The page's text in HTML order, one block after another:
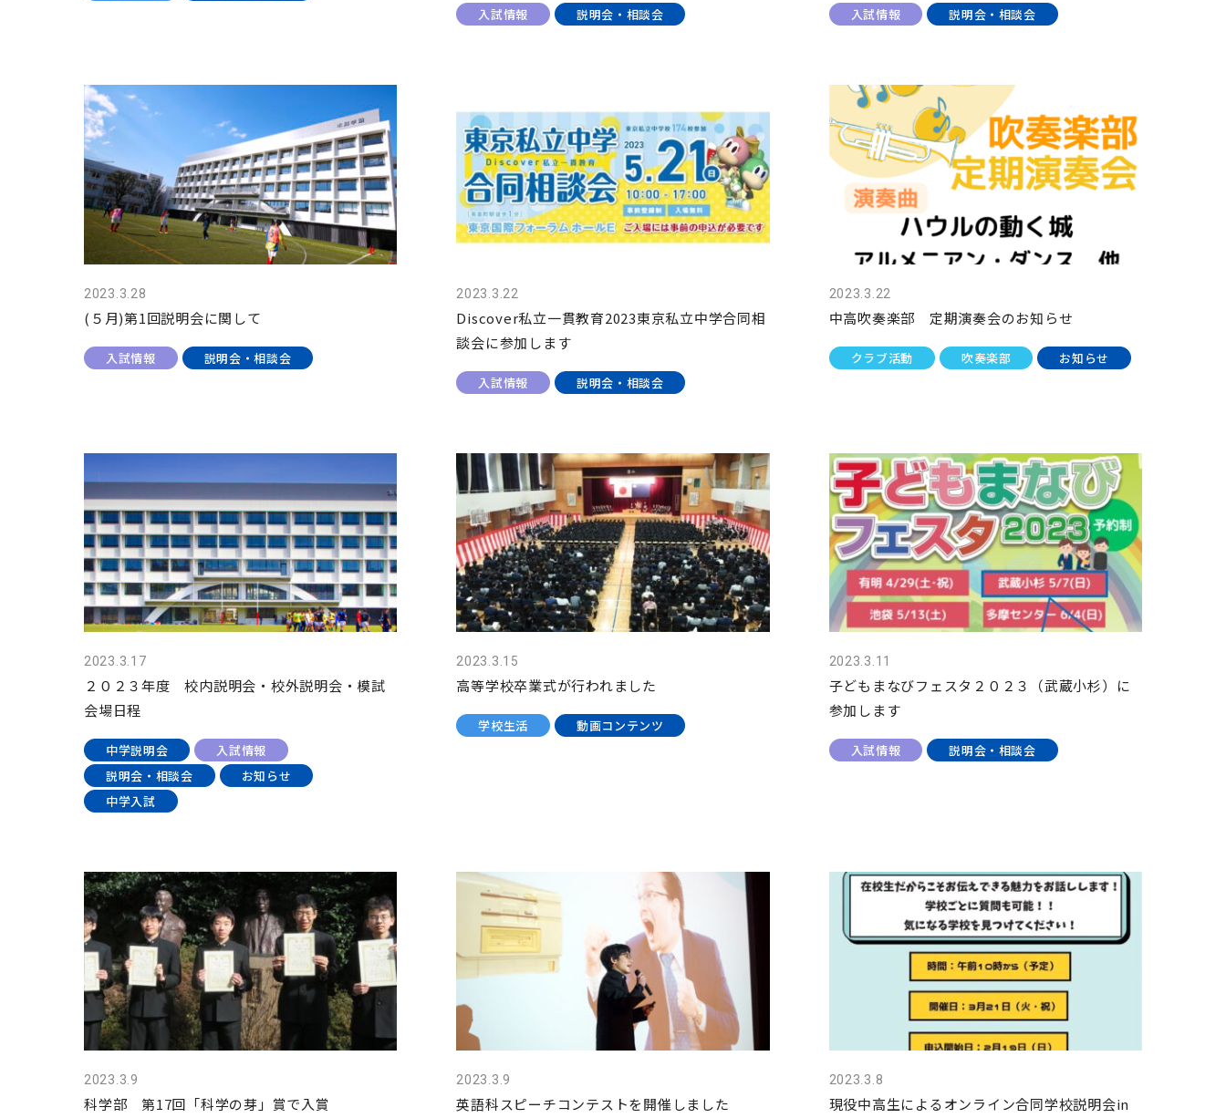
入試情報 説明会・相談会 入試情報 説明会・相談会
2023.3.28
(５月)第1回説明会に関して
入試情報 説明会・相談会
2023.3.22
Discover私立一貫教育2023東京私立中学合同相
談会に参加します
入試情報 説明会・相談会
2023.3.22
中高吹奏楽部 定期演奏会のお知らせ
クラブ活動 吹奏楽部 お知らせ
2023.3.17
２０２３年度 校内説明会・校外説明会・模試
会場日程
中学説明会
入試情報
説明会・相談会
お知らせ
中学入試
2023.3.15
高等学校卒業式が行われました
学校生活 動画コンテンツ
2023.3.11
子どもまなびフェスタ２０２３（武蔵小杉）に
参加します
入試情報 説明会・相談会
2023.3.9
科学部 第17回「科学の芽」賞で入賞
2023.3.9
英語科スピーチコンテストを開催しました
2023.3.8
現役中高生によるオンライン合同学校説明会in